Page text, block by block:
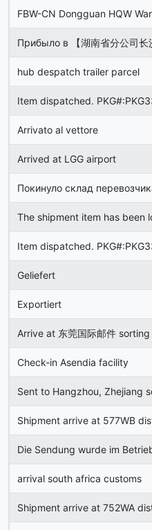
FBW-CN Dongguan HQW
Прибыло в 【湖南省分公司长
hub despatch trailer parcel
Item dispatched.
Arrivato al vettore
Arrived at LGG airport
Покинуло склад
The shipment item has been
Item dispatched.
Geliefert
Exportiert
Arrive at 东莞国际邮件
Check-in Asendia facility
Sent to Hangzhou, Zhejiang
Shipment arrive at 577WB
Die Sendung wurde im
arrival south africa customs
Shipment arrive at 752WA